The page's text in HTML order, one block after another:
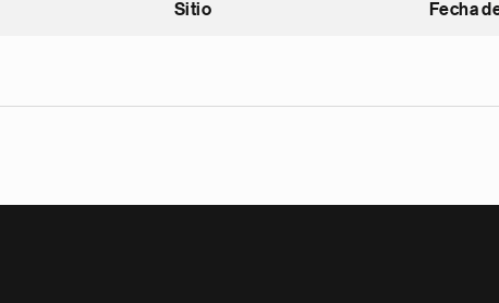
Sitio Fecha